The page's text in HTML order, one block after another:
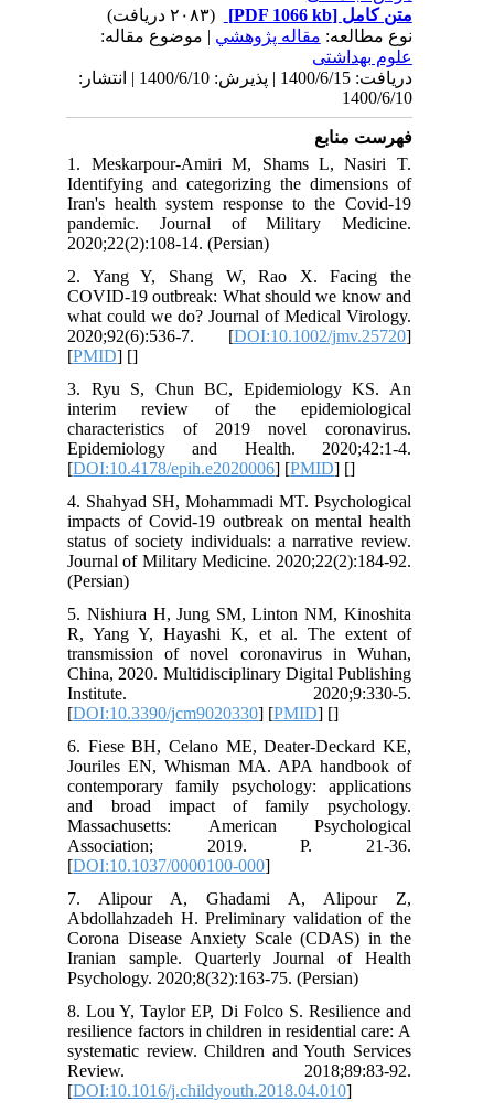
(۲۰۸۳ دریافت)
مقاله پژوهشي| موضوع مقاله:
دریافت: 1400/6/15 | پذیرش: 1400/6/10 | انتشار:
1. Meskarpour-Amiri M, Shams L,
Identifying and categorizing the
Iran's health system response to the
pandemic. Journal of Military
2020;22(2):108-14. (Persian)
2. Yang Y, Shang W, Rao X.
COVID‐19 outbreak: What should we
what could we do? Journal of Medical
2020;92(6):536-7. [DOI:10.1002/
3. Ryu S, Chun BC,
interim review of the
characteristics of 2019 novel
Epidemiology and Health.
[DOI:10.4178/epih.e2020006
4. Shahyad SH, Mohammadi MT.
impacts of Covid-19 outbreak on
status of society individuals: a
Journal of Military Medicine.
5. Nishiura H, Jung SM, Linton NM,
R, Yang Y, Hayashi K, et al. The
transmission of novel coronavirus in
China, 2020. Multidisciplinary Digital
Institute.
[DOI:10.3390/jcm9020330
6. Fiese BH, Celano ME, Deater-
Jouriles EN, Whisman MA. APA
contemporary family psychology:
and broad impact of family
Massachusetts: American
Association; 2019. P.
[DOI:10.1037/0000100-000
7. Alipour A, Ghadami A,
Abdollahzadeh H. Preliminary
Corona Disease Anxiety Scale
Iranian sample. Quarterly Journal
Psychology. 2020;8(32):163-75.
8. Lou Y, Taylor EP, Di Folco S.
resilience factors in children in
systematic review. Children and Youth
Review.
[DOI:10.1016/j.childyouth.2018.04.010